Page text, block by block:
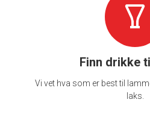
Finn drikke
Vi vet hva som er best til
laks.